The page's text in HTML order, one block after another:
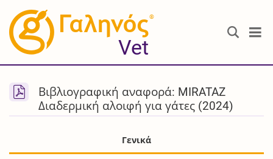
®
Vet
Βιβλιογραφική αναφορά: MIRATAZ
Διαδερμική αλοιφή για γάτες (2024)
Γενικά